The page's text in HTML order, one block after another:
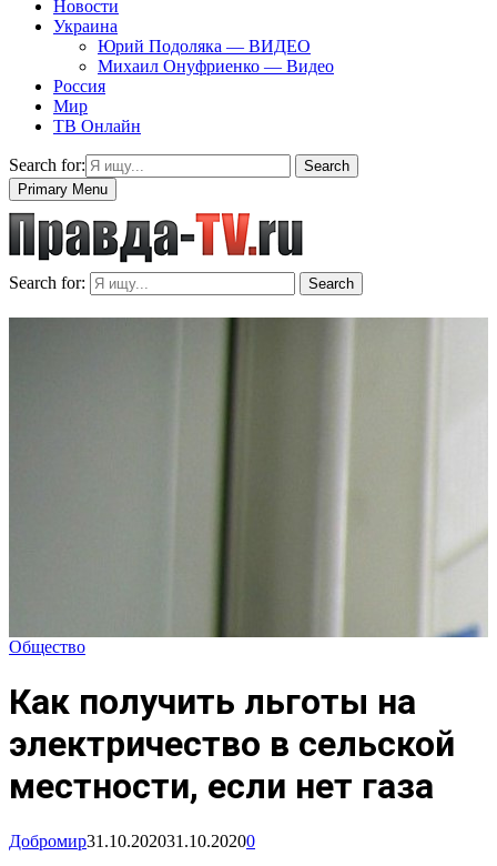
Новости
Украина
Юрий Подоляка — ВИДЕО
Михаил Онуфриенко — Видео
Россия
Мир
ТВ Онлайн
Search for:
Search
Primary Menu
Search for: Search
Общество
Как получить льготы на
электричество в сельской
местности, если нет газа
Добромир31.10.202031.10.20200